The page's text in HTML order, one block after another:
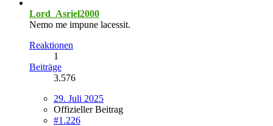
Lord_Asriel2000
Nemo me impune lacessit.
Reaktionen
1
Beiträge
3.576
29. Juli 2025
Offizieller Beitrag
#1.226